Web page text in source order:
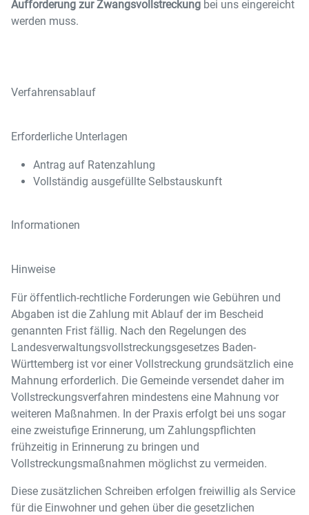
Aufforderung zur Zwangsvollstreckung bei uns eingereicht
werden muss.
Verfahrensablauf
Erforderliche Unterlagen
Antrag auf Ratenzahlung
Vollständig ausgefüllte Selbstauskunft
Informationen
Hinweise
Für öffentlich-rechtliche Forderungen wie Gebühren und
Abgaben ist die Zahlung mit Ablauf der im Bescheid
genannten Frist fällig. Nach den Regelungen des
Landesverwaltungsvollstreckungsgesetzes Baden-
Württemberg ist vor einer Vollstreckung grundsätzlich eine
Mahnung erforderlich. Die Gemeinde versendet daher im
Vollstreckungsverfahren mindestens eine Mahnung vor
weiteren Maßnahmen. In der Praxis erfolgt bei uns sogar
eine zweistufige Erinnerung, um Zahlungspflichten
frühzeitig in Erinnerung zu bringen und
Vollstreckungsmaßnahmen möglichst zu vermeiden.
Diese zusätzlichen Schreiben erfolgen freiwillig als Service
für die Einwohner und gehen über die gesetzlichen